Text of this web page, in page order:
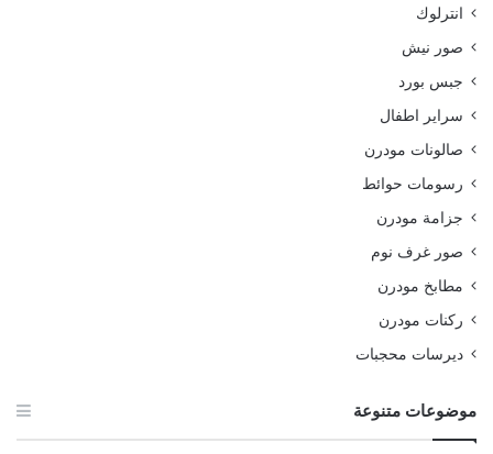
انترلوك
صور نيش
جبس بورد
سراير اطفال
صالونات مودرن
رسومات حوائط
جزامة مودرن
صور غرف نوم
مطابخ مودرن
ركنات مودرن
ديرسات محجبات
موضوعات متنوعة